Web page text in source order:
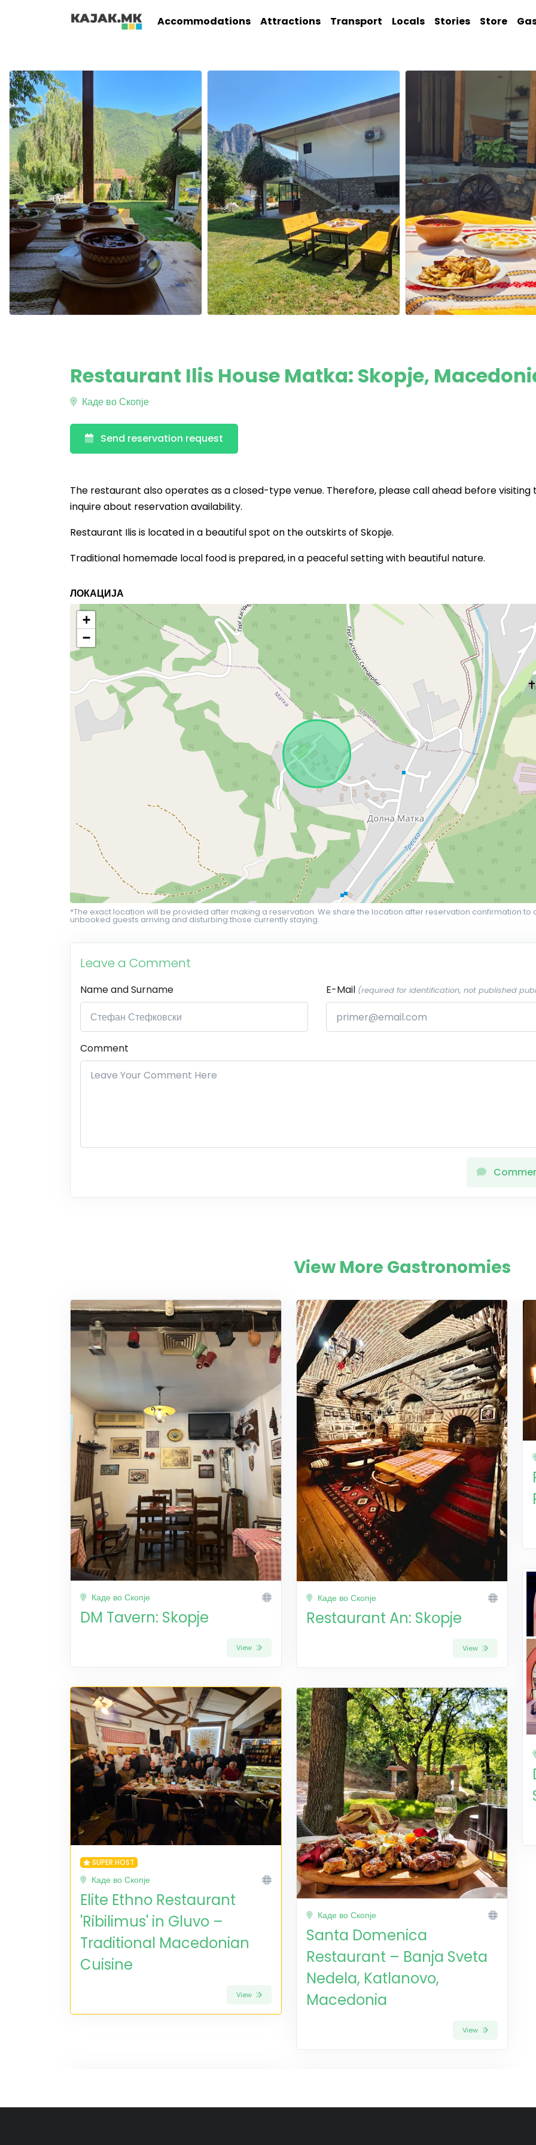
Accommodations Attractions Transport Locals Stories Store
Restaurant Ilis House Matka: Skopje,
Каде во Скопје
Send reservation request
The restaurant also operates as a closed-type venue. Therefore, please call ahead before visiting
inquire about reservation availability.
Restaurant Ilis is located in a beautiful spot on the outskirts of Skopje.
Traditional homemade local food is prepared, in a peaceful setting with beautiful nature.
ЛОКАЦИЈА
+
−
*The exact location will be provided after making a reservation. We share the location after reservation confirmation to
unbooked guests arriving and disturbing those currently staying.
Leave a Comment
Name and Surname E-Mail (required for identification, not published
Comment
View More Gastronomies
Каде во Скопје
DM Tavern: Skopje
View
SUPER HOST
Каде во Скопје
Elite Ethno Restaurant
'Ribilimus' in Gluvo –
Traditional Macedonian
Cuisine
View
Каде во Скопје
Restaurant An: Skopje
View
Каде во Скопје
Santa Domenica
Restaurant – Banja Sveta
Nedela, Katlanovo,
Macedonia
View